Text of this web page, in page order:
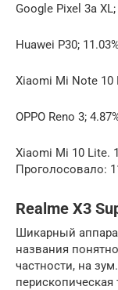
Google Pixel 3a XL;
Huawei P30;
Xiaomi Mi Note 10
OPPO Reno 3;
Xiaomi Mi 10 Lite.
Проголосовало:
Realme X3
Шикарный
названия
частности, на
перископическая